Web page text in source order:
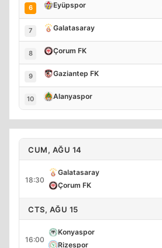
6 Eyüpspor
7 Galatasaray
8 Çorum FK
9 Gaziantep FK
10 Alanyaspor
CUM, AĞU 14
18:30
Galatasaray
Çorum FK
CTS, AĞU 15
16:00
Konyaspor
Rizespor